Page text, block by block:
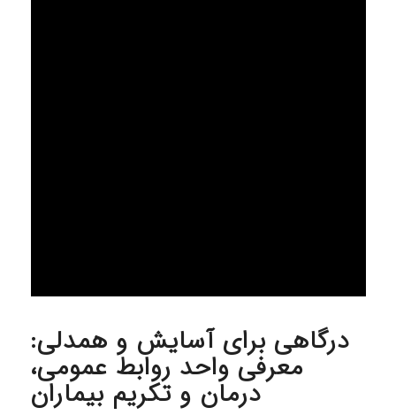
درگاهی برای آسایش و همدلی:
معرفی واحد روابط عمومی،
درمان و تکریم بیماران